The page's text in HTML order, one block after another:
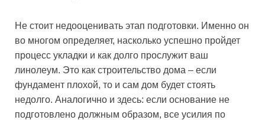
Не стоит недооценивать этап подготовки. Именно он
во многом определяет, насколько успешно пройдет
процесс укладки и как долго прослужит ваш
линолеум. Это как строительство дома – если
фундамент плохой, то и сам дом будет стоять
недолго. Аналогично и здесь: если основание не
подготовлено должным образом, все усилия по